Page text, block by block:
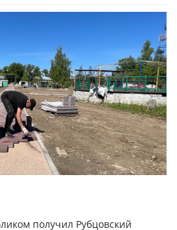
получил Рубцовский